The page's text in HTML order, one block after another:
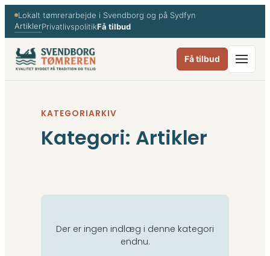
Spring
indhold
Lokalt tømrerarbejde i Svendborg og på Sydfyn
ArtiklerPrivatlivspolitikFå tilbud
Få tilbud
KATEGORIARKIV
Kategori: Artikler
Der er ingen indlæg i denne kategori
endnu.